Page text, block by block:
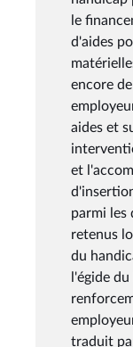
le
d'aides
encore
aides et
et
parmi les
retenus
du
l'égide du
traduit